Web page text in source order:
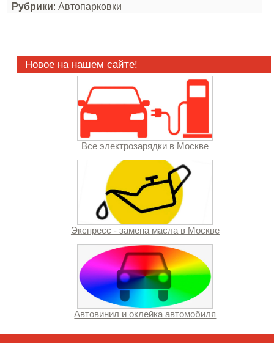
Рубрики: Автопарковки
Новое на нашем сайте!
Все электрозарядки в Москве
Экспресс - замена масла в Москве
Автовинил и оклейка автомобиля